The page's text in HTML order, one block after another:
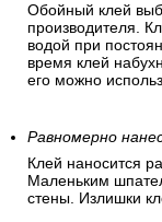
Обойный клей
производителя.
водой при
время клей
его можно
Равномерно
Клей наносится
Маленьким
стены. Излишки